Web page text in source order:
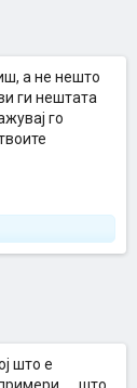
а не нешто
ги нештата
го
што е